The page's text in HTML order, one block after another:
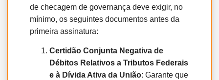
de checagem de governança deve exigir, no
mínimo, os seguintes documentos antes da
primeira assinatura:
Certidão Conjunta Negativa de
Débitos Relativos a Tributos Federais
e à Dívida Ativa da União: Garante que